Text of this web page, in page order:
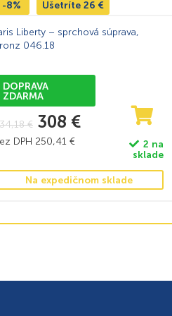
-8% Ušetríte 26 €
Liberty – sprchová súprava,
046.18
DOPRAVA
ZDARMA
€ 308 €
DPH 250,41 €
2 na
sklade
Na expedičnom sklade